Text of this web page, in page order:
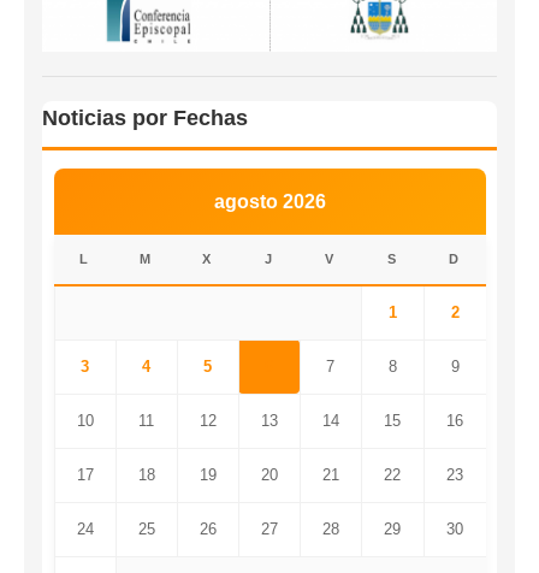
Noticias por Fechas
agosto 2026
L M X J V S D
1 2
3 4 5 7 8 9
10 11 12 13 14 15 16
17 18 19 20 21 22 23
24 25 26 27 28 29 30